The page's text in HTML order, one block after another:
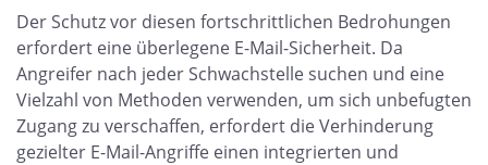
Der Schutz vor diesen fortschrittlichen Bedrohungen
erfordert eine überlegene E-Mail-Sicherheit. Da
Angreifer nach jeder Schwachstelle suchen und eine
Vielzahl von Methoden verwenden, um sich unbefugten
Zugang zu verschaffen, erfordert die Verhinderung
gezielter E-Mail-Angriffe einen integrierten und